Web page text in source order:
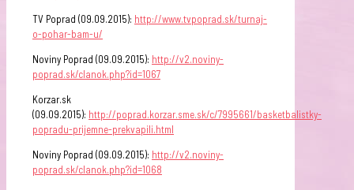
TV Poprad (09.09.2015): http://www.tvpoprad.sk/turnaj-
o-pohar-bam-u/
Noviny Poprad (09.09.2015): http://v2.noviny-
poprad.sk/clanok.php?id=1067
Korzar.sk
(09.09.2015): http://poprad.korzar.sme.sk/c/7995661/basketbalistky-
popradu-prijemne-prekvapili.html
Noviny Poprad (09.09.2015): http://v2.noviny-
poprad.sk/clanok.php?id=1068